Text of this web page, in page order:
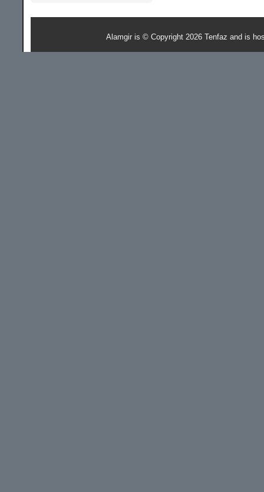
Alamgir is © Copyright 2026 Tenfaz and is